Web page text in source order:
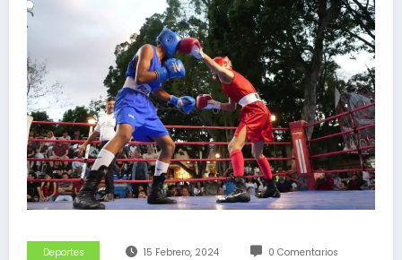
Deportes 15 Febrero, 2024 0 Comentarios